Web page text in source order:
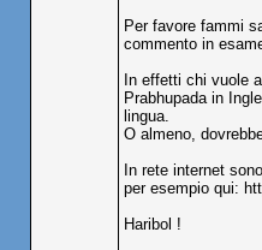
Per favore fammi
commento in
In effetti chi vuole
Prabhupada in
lingua.
O almeno,
In rete internet
per esempio qui:
Haribol !